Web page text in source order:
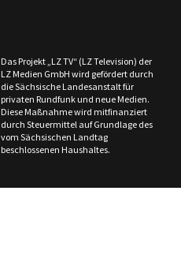
Das Projekt „LZ TV“ (LZ Television) der
LZ Medien GmbH wird gefördert durch
die Sächsische Landesanstalt für
privaten Rundfunk und neue Medien.
Diese Maßnahme wird mitfinanziert
durch Steuermittel auf Grundlage des
vom Sächsischen Landtag
beschlossenen Haushaltes.